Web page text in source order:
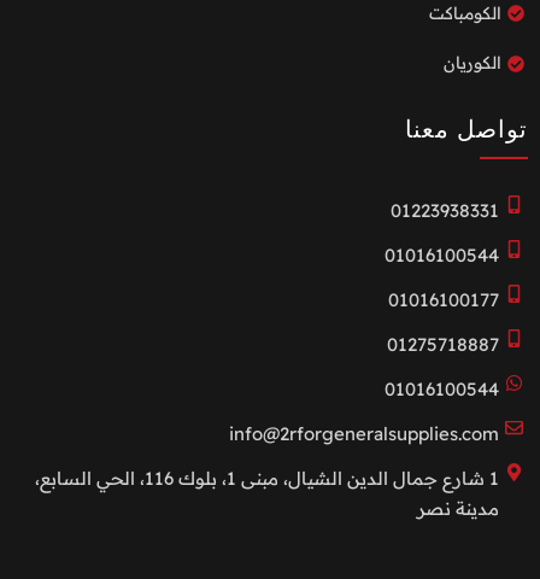
الكومباكت
الكوريان
تواصل معنا
01223938331
01016100544
01016100177
01275718887
01016100544
info@2rforgeneralsupplies.com
1 شارع جمال الدين الشيال، مبنى 1، بلوك 116، الحي السابع،
مدينة نصر